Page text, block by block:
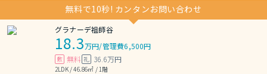
無料で10秒! カンタンお問い合わせ
グラナーデ祖師谷
18.3万円/管理費6,500円
敷 無料 礼 36.6万円
2LDK / 46.86㎡ / 1階